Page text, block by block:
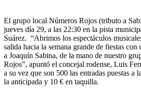
El grupo local Números Rojos (tributo a
jueves día 29, a las 22:30 en la pista
Suárez. “Abrimos los espectáculos
salida hacia la semana grande de fiestas
a Joaquín Sabina, de la mano de nuestro
Rojos”, apuntó el concejal rodense, Luis
a su vez que son 500 las entradas puestas a
la anticipada y 10 € en taquilla.